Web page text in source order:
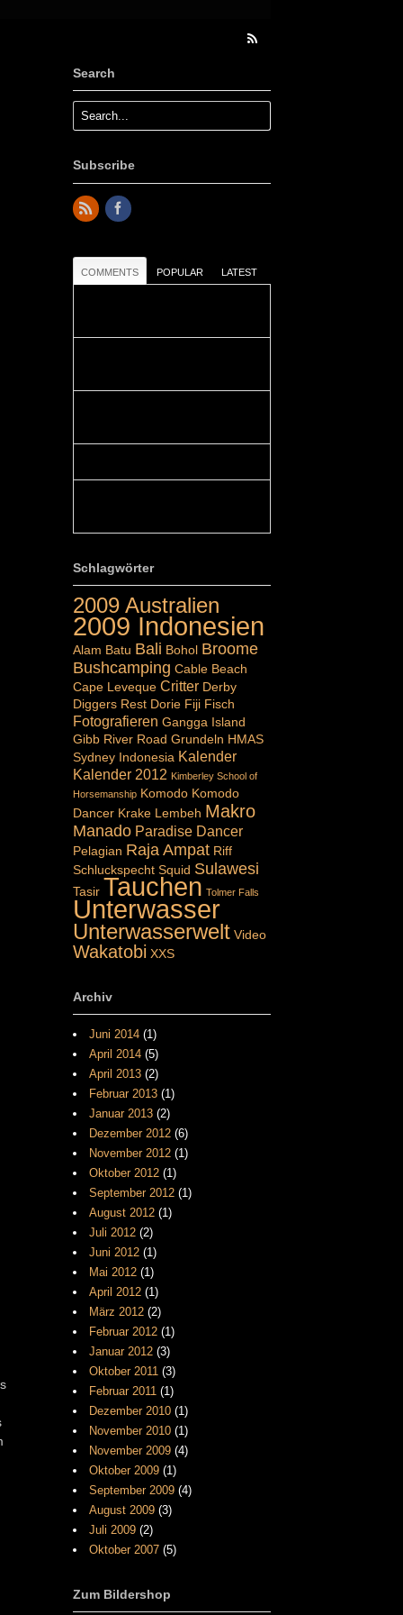
Search
Subscribe
COMMENTS POPULAR LATEST
Schlagwörter
2009 Australien
2009 Indonesien
Alam Batu Bali Bohol Broome
Bushcamping Cable Beach
Cape Leveque Critter Derby
Diggers Rest Dorie Fiji Fisch
Fotografieren Gangga Island
Gibb River Road Grundeln HMAS
Sydney Indonesia Kalender
Kalender 2012 Kimberley School of
Horsemanship Komodo Komodo
Dancer Krake Lembeh Makro
Manado Paradise Dancer
Pelagian Raja Ampat Riff
Schluckspecht Squid Sulawesi
Tasir Tauchen Tolmer Falls
Unterwasser
Unterwasserwelt Video
Wakatobi XXS
Archiv
Juni 2014(1)
April 2014(5)
April 2013(2)
Februar 2013(1)
Januar 2013(2)
Dezember 2012(6)
November 2012(1)
Oktober 2012(1)
September 2012(1)
August 2012(1)
Juli 2012(2)
Juni 2012(1)
Mai 2012(1)
April 2012(1)
März 2012(2)
Februar 2012(1)
Januar 2012(3)
Oktober 2011(3)
Februar 2011(1)
Dezember 2010(1)
November 2010(1)
November 2009(4)
Oktober 2009(1)
September 2009(4)
August 2009(3)
Juli 2009(2)
Oktober 2007(5)
Zum Bildershop